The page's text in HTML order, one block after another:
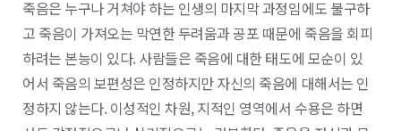
죽음은 누구나 거쳐야 하는 인생의 마지막 과정임에도 불구하
고 죽음이 가져오는 막연한 두려움과 공포 때문에 죽음을 회피
하려는 본능이 있다. 사람들은 죽음에 대한 태도에 모순이 있
어서 죽음의 보편성은 인정하지만 자신의 죽음에 대해서는 인
정하지 않는다. 이성적인 차원, 지적인 영역에서 수용은 하면